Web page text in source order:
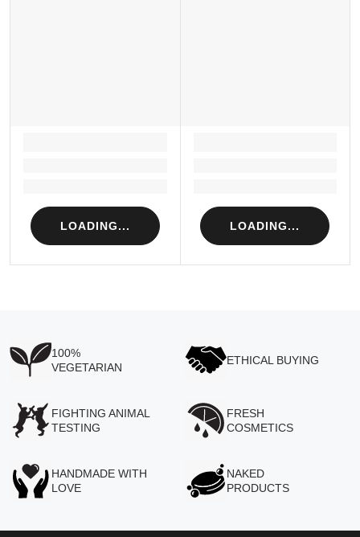
LOADING... LOADING...
100%
VEGETARIAN
ETHICAL BUYING
FIGHTING ANIMAL
TESTING
FRESH
COSMETICS
HANDMADE WITH
LOVE
NAKED
PRODUCTS